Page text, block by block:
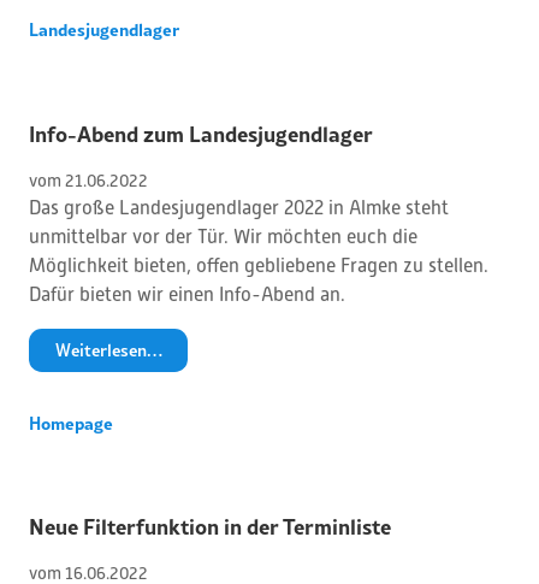
Landesjugendlager
Info-Abend zum Landesjugendlager
vom 21.06.2022
Das große Landesjugendlager 2022 in Almke steht
unmittelbar vor der Tür. Wir möchten euch die
Möglichkeit bieten, offen gebliebene Fragen zu stellen.
Dafür bieten wir einen Info-Abend an.
Weiterlesen…
Homepage
Neue Filterfunktion in der Terminliste
vom 16.06.2022